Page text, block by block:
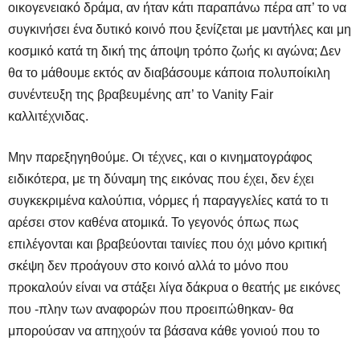
οικογενειακό δράμα, αν ήταν κάτι παραπάνω πέρα απ’ το να
συγκινήσει ένα δυτικό κοινό που ξενίζεται με μαντήλες και μη
κοσμικό κατά τη δική της άποψη τρόπο ζωής κι αγώνα; Δεν
θα το μάθουμε εκτός αν διαβάσουμε κάποια πολυποίκιλη
συνέντευξη της βραβευμένης απ’ το Vanity Fair
καλλιτέχνιδας.
Μην παρεξηγηθούμε. Οι τέχνες, και ο κινηματογράφος
ειδικότερα, με τη δύναμη της εικόνας που έχει, δεν έχει
συγκεκριμένα καλούπια, νόρμες ή παραγγελίες κατά το τι
αρέσει στον καθένα ατομικά. Το γεγονός όπως πως
επιλέγονται και βραβεύονται ταινίες που όχι μόνο κριτική
σκέψη δεν προάγουν στο κοινό αλλά το μόνο που
προκαλούν είναι να στάξει λίγα δάκρυα ο θεατής με εικόνες
που -πλην των αναφορών που προειπώθηκαν- θα
μπορούσαν να απηχούν τα βάσανα κάθε γονιού που το